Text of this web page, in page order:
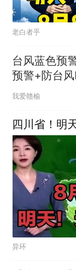
老白者乎
台风蓝色预
预警+防台
应
我爱赣榆
四川省！明
异环